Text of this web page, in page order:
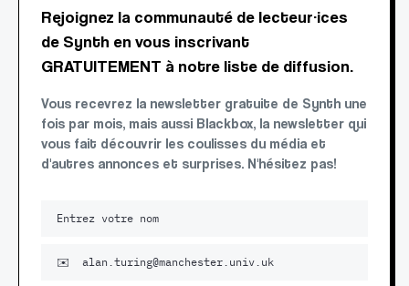
Rejoignez la communauté de lecteur·ices
de Synth en vous inscrivant
GRATUITEMENT à notre liste de diffusion.
Vous recevrez la newsletter gratuite de Synth une
fois par mois, mais aussi Blackbox, la newsletter qui
vous fait découvrir les coulisses du média et
d'autres annonces et surprises. N'hésitez pas!